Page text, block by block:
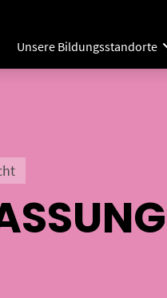
Unsere Bildungsstandorte